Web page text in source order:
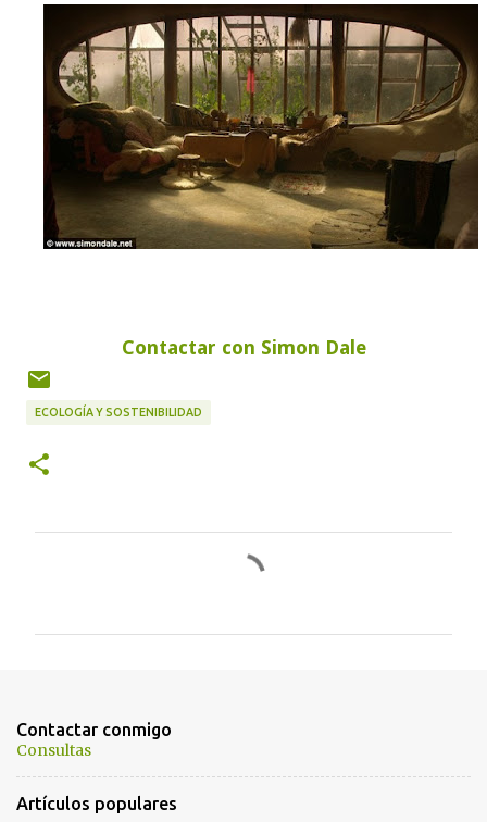
Contactar con Simon Dale
ECOLOGÍA Y SOSTENIBILIDAD
a
r
i
Contactar conmigo
Consultas
Artículos populares